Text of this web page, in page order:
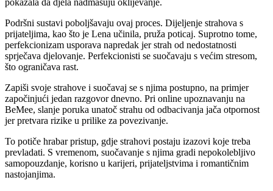
Podršni sustavi poboljšavaju ovaj proces. Dijeljenje strahova s
prijateljima, kao što je Lena učinila, pruža poticaj. Suprotno tome,
perfekcionizam usporava napredak jer strah od nedostatnosti
sprječava djelovanje. Perfekcionisti se suočavaju s većim stresom,
što ograničava rast.
Zapiši svoje strahove i suočavaj se s njima postupno, na primjer
započinjući jedan razgovor dnevno. Pri online upoznavanju na
BeMee, slanje poruka unatoč strahu od odbacivanja jača otpornost
jer pretvara rizike u prilike za povezivanje.
To potiče hrabar pristup, gdje strahovi postaju izazovi koje treba
prevladati. S vremenom, suočavanje s njima gradi nepokolebljivo
samopouzdanje, korisno u karijeri, prijateljstvima i romantičnim
nastojanjima.